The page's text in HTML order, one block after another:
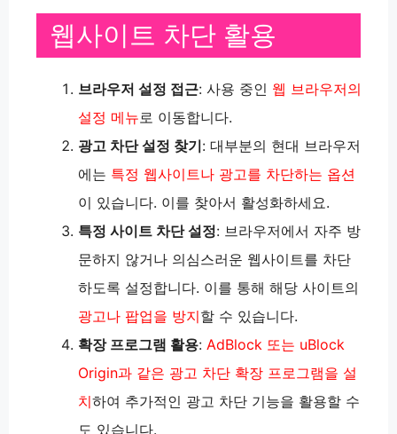
웹사이트 차단 활용
브라우저 설정 접근: 사용 중인 웹 브라우저의
설정 메뉴로 이동합니다.
광고 차단 설정 찾기: 대부분의 현대 브라우저
에는 특정 웹사이트나 광고를 차단하는 옵션
이 있습니다. 이를 찾아서 활성화하세요.
특정 사이트 차단 설정: 브라우저에서 자주 방
문하지 않거나 의심스러운 웹사이트를 차단
하도록 설정합니다. 이를 통해 해당 사이트의
광고나 팝업을 방지할 수 있습니다.
확장 프로그램 활용: AdBlock 또는 uBlock
Origin과 같은 광고 차단 확장 프로그램을 설
치하여 추가적인 광고 차단 기능을 활용할 수
도 있습니다​​.